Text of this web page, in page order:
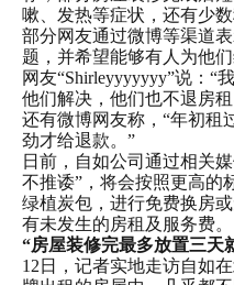
嗽、发热等症状，还有少
部分网友通过微博等渠道
题，并希望能够有人为他们
网友“Shirleyyyyyyy”说：“
他们解决，他们也不退房
还有微博网友称，“年初租
劲才给退款。”
日前，自如公司通过相关
不推诿”，将会按照更高的
绿植炭包，进行免费换房
有未发生的房租及服务费。
“房屋装修完最多放置三天
12日，记者实地走访自如